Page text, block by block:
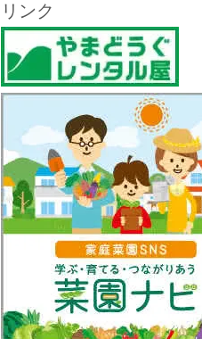
リンク